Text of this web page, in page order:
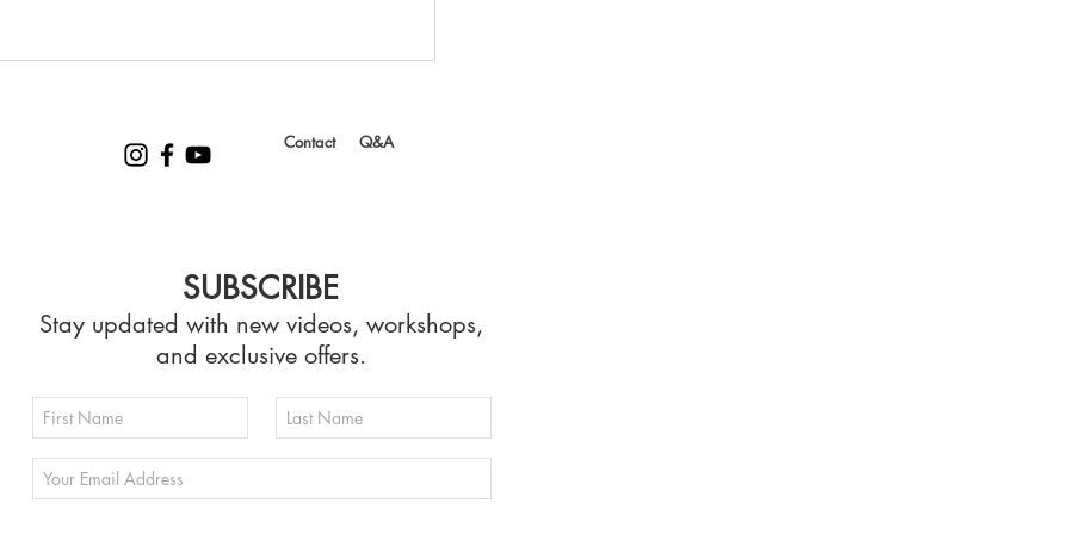
Contact Q&A
SUBSCRIBE
Stay updated with new videos, workshops,
and exclusive offers.